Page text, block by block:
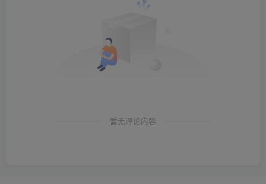
暂无评论内容